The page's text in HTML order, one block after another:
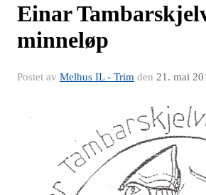
Einar
minneløp
Postet av Melhus IL - Trim den 21. mai